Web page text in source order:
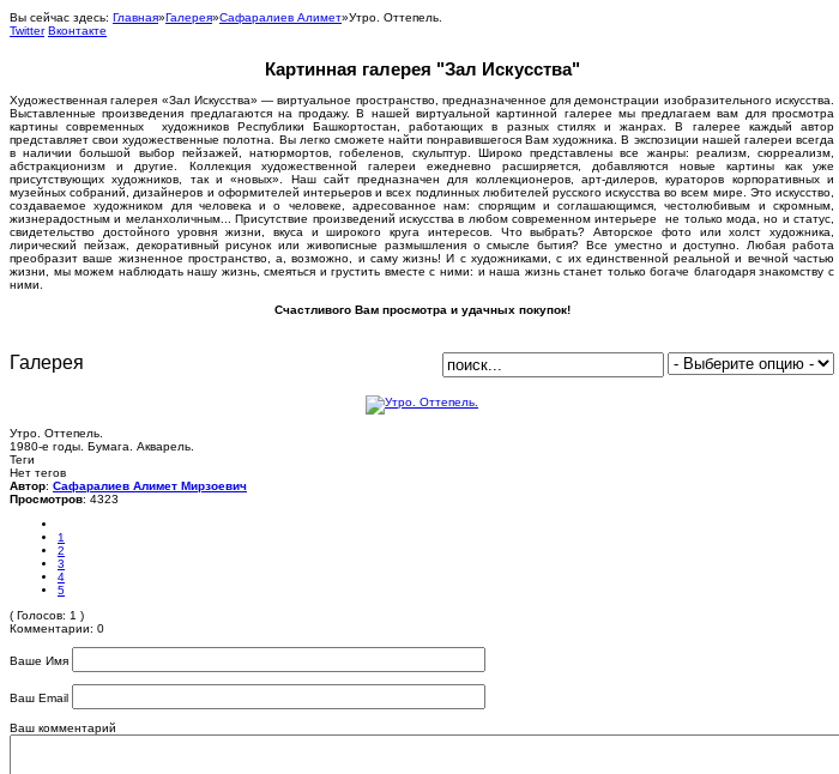
Вы сейчас здесь: Главная»Галерея»Сафаралиев Алимет»Утро. Оттепель.
Twitter Вконтакте
Картинная галерея "Зал Искусства"
Художественная галерея «Зал Искусства» — виртуальное пространство, предназначенное для демонстрации изобразительного искусства.
Выставленные произведения предлагаются на продажу. В нашей виртуальной картинной галерее мы предлагаем вам для просмотра
картины современных художников Республики Башкортостан, работающих в разных стилях и жанрах. В галерее каждый автор
представляет свои художественные полотна. Вы легко сможете найти понравившегося Вам художника. В экспозиции нашей галереи всегда
в наличии большой выбор пейзажей, натюрмортов, гобеленов, скульптур. Широко представлены все жанры: реализм, сюрреализм,
абстракционизм и другие. Коллекция художественной галереи ежедневно расширяется, добавляются новые картины как уже
присутствующих художников, так и «новых». Наш сайт предназначен для коллекционеров, арт-дилеров, кураторов корпоративных и
музейных собраний, дизайнеров и оформителей интерьеров и всех подлинных любителей русского искусства во всем мире. Это искусство,
создаваемое художником для человека и о человеке, адресованное нам: спорящим и соглашающимся, честолюбивым и скромным,
жизнерадостным и меланхоличным... Присутствие произведений искусства в любом современном интерьере не только мода, но и статус,
свидетельство достойного уровня жизни, вкуса и широкого круга интересов. Что выбрать? Авторское фото или холст художника,
лирический пейзаж, декоративный рисунок или живописные размышления о смысле бытия? Все уместно и доступно. Любая работа
преобразит ваше жизненное пространство, а, возможно, и саму жизнь! И с художниками, с их единственной реальной и вечной частью
жизни, мы можем наблюдать нашу жизнь, смеяться и грустить вместе с ними: и наша жизнь станет только богаче благодаря знакомству с
ними.
Счастливого Вам просмотра и удачных покупок!
Галерея
Утро. Оттепель.
1980-е годы. Бумага. Акварель.
Теги
Нет тегов
Автор: Сафаралиев Алимет Мирзоевич
Просмотров: 4323
1
2
3
4
5
( Голосов: 1 )
Комментарии: 0
Ваше Имя
Ваш Email
Ваш комментарий